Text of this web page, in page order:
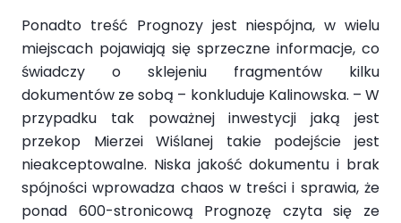
Ponadto treść Prognozy jest niespójna, w wielu
miejscach pojawiają się sprzeczne informacje, co
świadczy o sklejeniu fragmentów kilku
dokumentów ze sobą – konkluduje Kalinowska. – W
przypadku tak poważnej inwestycji jaką jest
przekop Mierzei Wiślanej takie podejście jest
nieakceptowalne. Niska jakość dokumentu i brak
spójności wprowadza chaos w treści i sprawia, że
ponad 600-stronicową Prognozę czyta się ze